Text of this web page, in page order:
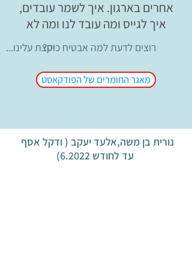
אחרים בארגון. איך לשמר עובדים,
איך לגייס ומה עובד לנו ומה לא
?רוצים לדעת למה אבטיח כיס...וקצת עלינו
מאגר החומרים של הפודקאסט